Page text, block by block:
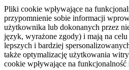
Pliki cookie wpływające na
przypomnienie sobie informacji
użytkownika lub dokonanych przez
język, wyrażone zgody) i mają na
lepszych i bardziej
także optymalizację użytkowania
cookie wpływające na funkcjonalność